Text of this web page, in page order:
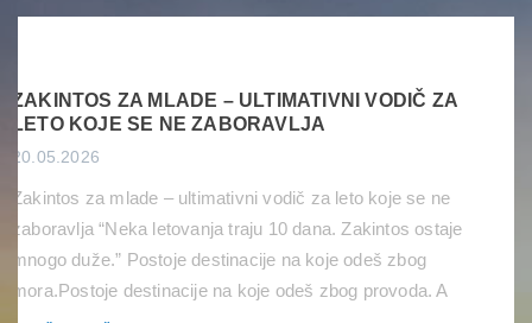
ZAKINTOS ZA MLADE – ULTIMATIVNI VODIČ ZA
LETO KOJE SE NE ZABORAVLJA
20.05.2026
Zakintos za mlade – ultimativni vodič za leto koje se ne
zaboravlja “Neka letovanja traju 10 dana. Zakintos ostaje
mnogo duže.” Postoje destinacije na koje odeš zbog
mora.Postoje destinacije na koje odeš zbog provoda. A